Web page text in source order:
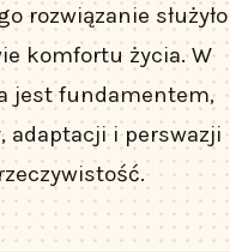
rozwiązanie służyło
komfortu życia. W
jest fundamentem,
adaptacji i perswazji